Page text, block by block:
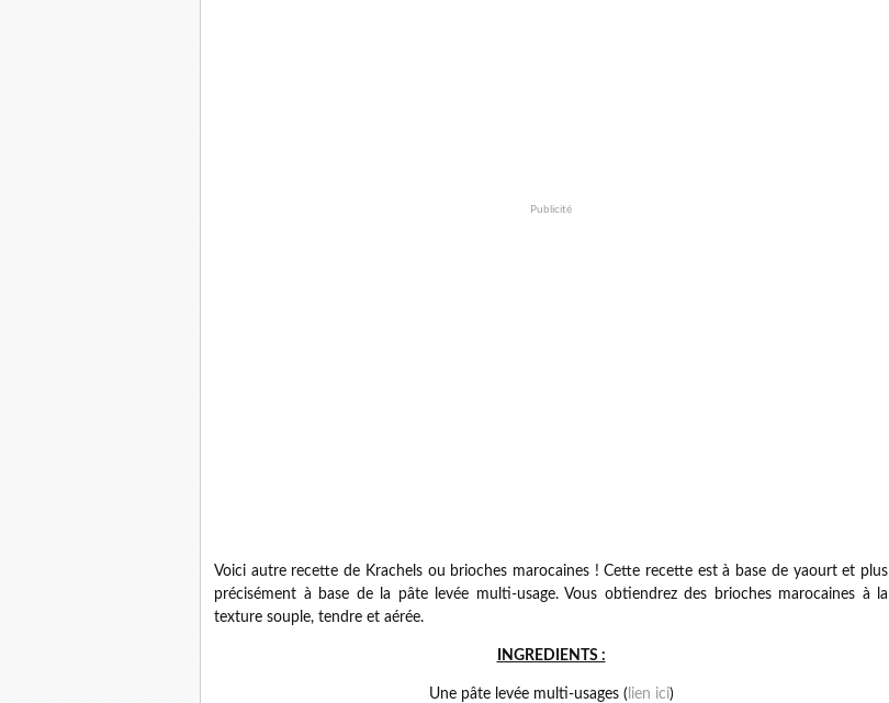
Publicité
Voici autre recette de Krachels ou brioches marocaines ! Cette recette est à base de yaourt et plus
précisément à base de la pâte levée multi-usage. Vous obtiendrez des brioches marocaines à la
texture souple, tendre et aérée.
INGREDIENTS :
Une pâte levée multi-usages ( lien ici)